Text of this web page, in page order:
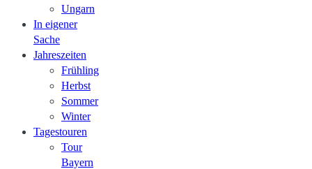
Ungarn
In eigener
Sache
Jahreszeiten
Frühling
Herbst
Sommer
Winter
Tagestouren
Tour
Bayern